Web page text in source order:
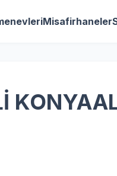
Misafirhaneler